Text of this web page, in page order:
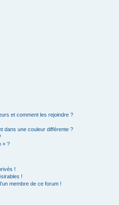
et comment les rejoindre ?
dans une couleur différente ?
» ?
!
!
membre de ce forum !